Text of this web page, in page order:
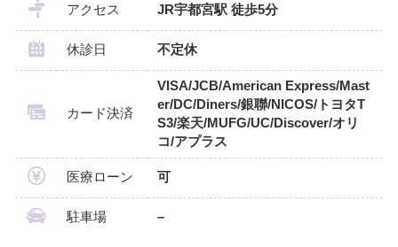
アクセス JR宇都宮駅 徒歩5分
休診日 不定休
カード決済
VISA/JCB/American Express/Mast
er/DC/Diners/銀聯/NICOS/トヨタT
S3/楽天/MUFG/UC/Discover/オリ
コ/アプラス
医療ローン 可
駐車場 –